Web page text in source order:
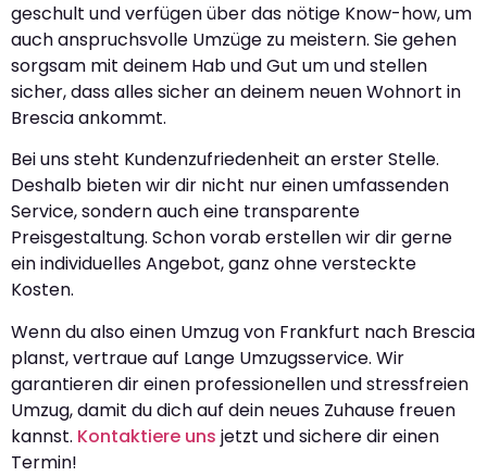
geschult und verfügen über das nötige Know-how, um
auch anspruchsvolle Umzüge zu meistern. Sie gehen
sorgsam mit deinem Hab und Gut um und stellen
sicher, dass alles sicher an deinem neuen Wohnort in
Brescia ankommt.
Bei uns steht Kundenzufriedenheit an erster Stelle.
Deshalb bieten wir dir nicht nur einen umfassenden
Service, sondern auch eine transparente
Preisgestaltung. Schon vorab erstellen wir dir gerne
ein individuelles Angebot, ganz ohne versteckte
Kosten.
Wenn du also einen Umzug von Frankfurt nach Brescia
planst, vertraue auf Lange Umzugsservice. Wir
garantieren dir einen professionellen und stressfreien
Umzug, damit du dich auf dein neues Zuhause freuen
kannst. Kontaktiere uns jetzt und sichere dir einen
Termin!